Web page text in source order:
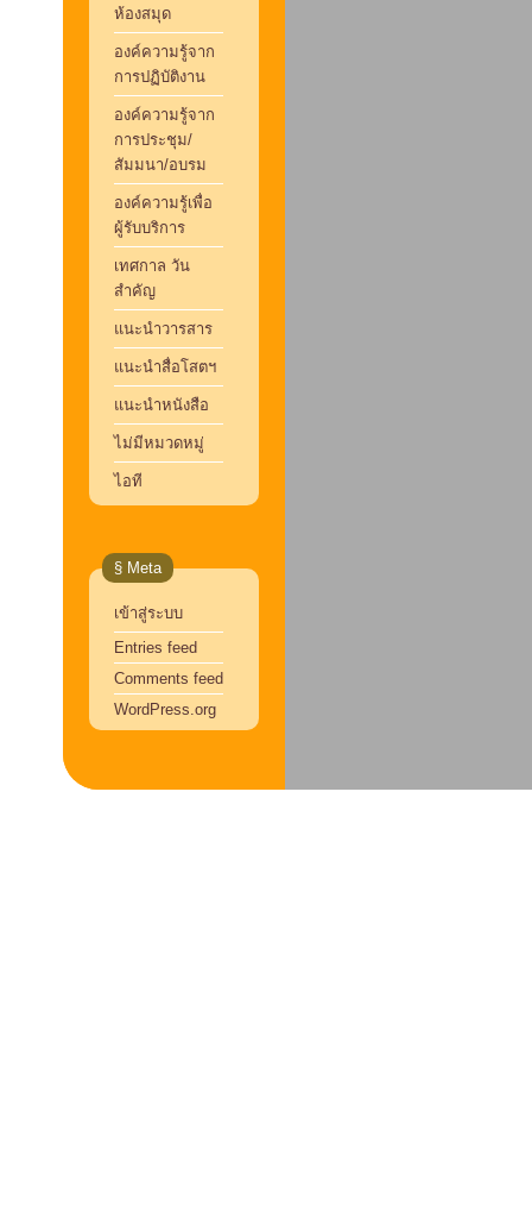
ห้องสมุด
องค์ความรู้จาก
การปฏิบัติงาน
องค์ความรู้จาก
การประชุม/
สัมมนา/อบรม
องค์ความรู้เพื่อ
ผู้รับบริการ
เทศกาล วัน
สำคัญ
แนะนำวารสาร
แนะนำสื่อโสตฯ
แนะนำหนังสือ
ไม่มีหมวดหมู่
ไอที
§ Meta
เข้าสู่ระบบ
Entries feed
Comments feed
WordPress.org